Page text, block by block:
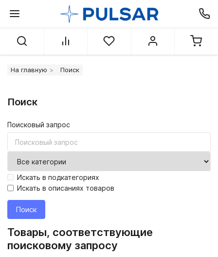
На главную Поиск
Поиск
Поисковый запрос
Искать в подкатегориях
Искать в описаниях товаров
Товары, соответствующие
поисковому запросу